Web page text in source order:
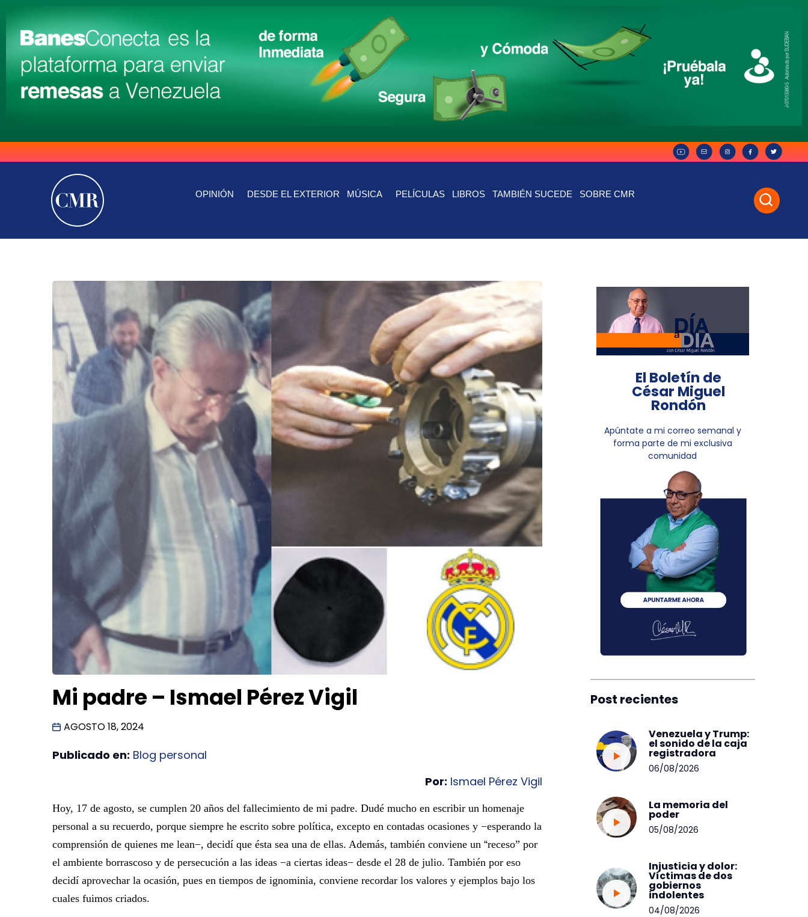
OPINIÓN DESDE EL EXTERIOR MÚSICA PELÍCULAS LIBROS TAMBIÉN SUCEDE SOBRE CMR
Mi padre – Ismael Pérez Vigil
AGOSTO 18, 2024
Publicado en: Blog personal
Por: Ismael Pérez Vigil
Hoy, 17 de agosto, se cumplen 20 años del fallecimiento de mi padre. Dudé mucho en escribir un homenaje
personal a su recuerdo, porque siempre he escrito sobre política, excepto en contadas ocasiones y −esperando la
comprensión de quienes me lean−, decidí que ésta sea una de ellas. Además, también conviene un “‎receso” por
el ambiente borrascoso y de persecución a las ideas −a ciertas ideas− desde el 28 de julio. También por eso
decidí aprovechar la ocasión, pues en tiempos de ignominia, conviene recordar los valores y ejemplos bajo los
cuales fuimos criados.
El Boletín de
César Miguel
Rondón
Apúntate a mi correo semanal y
forma parte de mi exclusiva
comunidad
Post recientes
Venezuela y Trump:
el sonido de la caja
registradora
06/08/2026
La memoria del
poder
05/08/2026
Injusticia y dolor:
Víctimas de dos
gobiernos
indolentes
04/08/2026